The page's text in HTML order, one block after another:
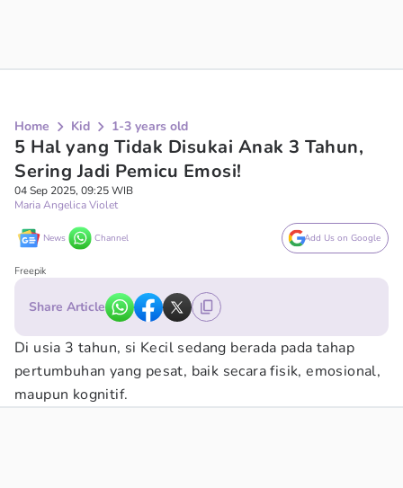
Home Kid 1-3 years old
5 Hal yang Tidak Disukai Anak 3 Tahun,
Sering Jadi Pemicu Emosi!
04 Sep 2025, 09:25 WIB
Maria Angelica Violet
News Channel Add Us on Google
Freepik
Share Article
Di usia 3 tahun, si Kecil sedang berada pada tahap
pertumbuhan yang pesat, baik secara fisik, emosional,
maupun kognitif.